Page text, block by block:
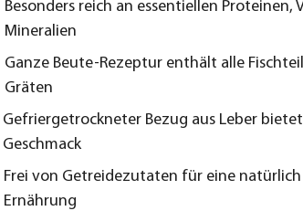
Besonders reich an essentiellen Proteinen,
Mineralien
Ganze Beute-Rezeptur enthält alle
Gräten
Gefriergetrockneter Bezug aus Leber
Geschmack
Frei von Getreidezutaten für eine
Ernährung